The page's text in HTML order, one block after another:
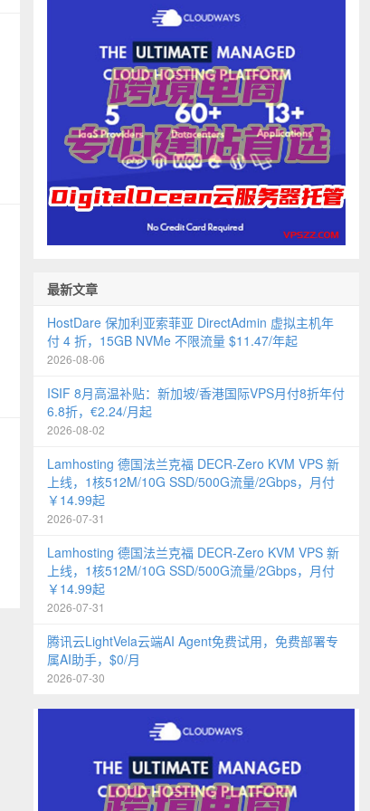
最新文章
HostDare 保加利亚索菲亚 DirectAdmin 虚拟主机年
付 4 折，15GB NVMe 不限流量 $11.47/年起
2026-08-06
ISIF 8月高温补贴：新加坡/香港国际VPS月付8折年付
6.8折，€2.24/月起
2026-08-02
Lamhosting 德国法兰克福 DECR-Zero KVM VPS 新
上线，1核512M/10G SSD/500G流量/2Gbps，月付
￥14.99起
2026-07-31
Lamhosting 德国法兰克福 DECR-Zero KVM VPS 新
上线，1核512M/10G SSD/500G流量/2Gbps，月付
￥14.99起
2026-07-31
腾讯云LightVela云端AI Agent免费试用，免费部署专
属AI助手，$0/月
2026-07-30